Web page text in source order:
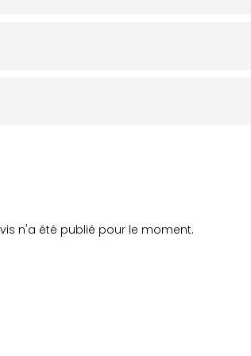
n'a été publié pour le moment.